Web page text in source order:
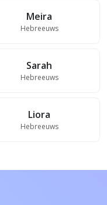
Meira
Hebreeuws
Sarah
Hebreeuws
Liora
Hebreeuws